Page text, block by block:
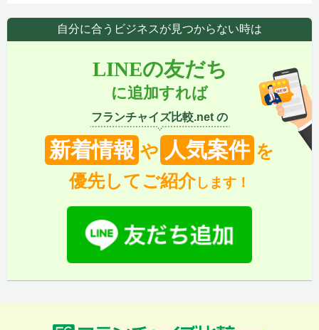
自分に合うビジネスが見つからない時は
LINEの友だち
に追加すれば
フランチャイズ比較.net の
新着情報 や 人気案件 を
優先してご紹介します！